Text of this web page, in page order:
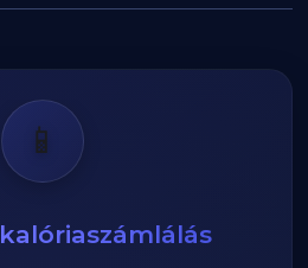
📱
kalóriaszámlálás